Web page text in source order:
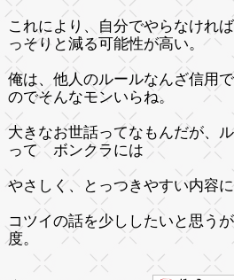
これにより、自分でやらなけれ
っそりと減る可能性が高い。
俺は、他人のルールなんざ信用
のでそんなモンいらね。
大きなお世話ってなもんだが、
って ボンクラには
やさしく、とっつきやすい内容に
コツイの話を少ししたいと思う
度。